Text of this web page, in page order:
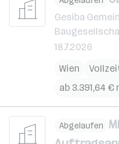
Gesiba
18.7.2026
Wien
ab 3.391,64
Abgelaufen